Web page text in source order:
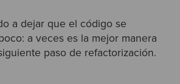
a dejar que el código se
a veces es la mejor manera
paso de refactorización.